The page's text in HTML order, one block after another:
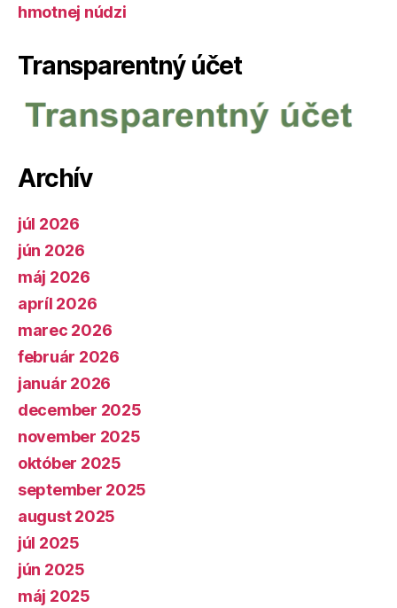
hmotnej núdzi
Transparentný účet
Archív
júl 2026
jún 2026
máj 2026
apríl 2026
marec 2026
február 2026
január 2026
december 2025
november 2025
október 2025
september 2025
august 2025
júl 2025
jún 2025
máj 2025